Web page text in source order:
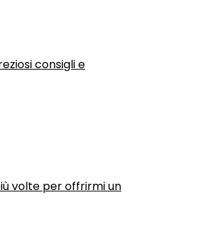
consigli e
volte per offrirmi un